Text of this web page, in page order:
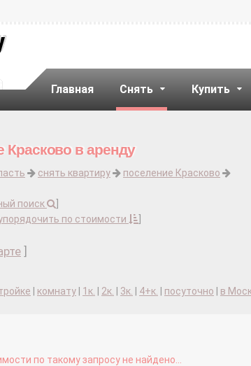
Главная Снять Купить
Красково в аренду
снять квартиру поселение Красково
поиск
по стоимости
комнату 1к. 2к. 3к. 4+к. посуточно в
по такому запросу не найдено...